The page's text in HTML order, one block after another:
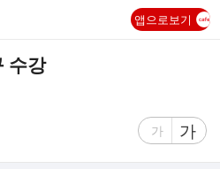
앱으로보기
수강
글
가
글
자
가